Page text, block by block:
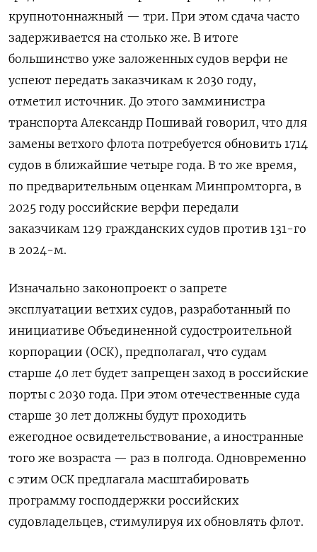
крупнотоннажный — три. При этом сдача часто
задерживается на столько же. В итоге
большинство уже заложенных судов верфи не
успеют передать заказчикам к 2030 году,
отметил источник. До этого замминистра
транспорта Александр Пошивай говорил, что для
замены ветхого флота потребуется обновить 1714
судов в ближайшие четыре года. В то же время,
по предварительным оценкам Минпромторга, в
2025 году российские верфи передали
заказчикам 129 гражданских судов против 131-го
в 2024-м.
Изначально законопроект о запрете
эксплуатации ветхих судов, разработанный по
инициативе Объединенной судостроительной
корпорации (ОСК), предполагал, что судам
старше 40 лет будет запрещен заход в российские
порты с 2030 года. При этом отечественные суда
старше 30 лет должны будут проходить
ежегодное освидетельствование, а иностранные
того же возраста — раз в полгода. Одновременно
с этим ОСК предлагала масштабировать
программу господдержки российских
судовладельцев, стимулируя их обновлять флот.